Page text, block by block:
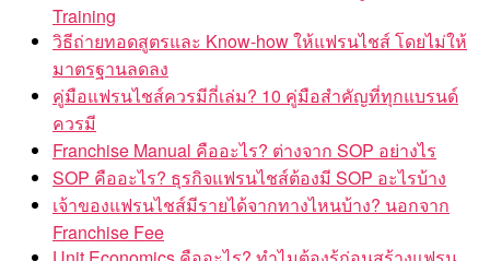
Training
วิธีถ่ายทอดสูตรและ Know-how ให้แฟรนไชส์ โดยไม่ให้
มาตรฐานลดลง
คู่มือแฟรนไชส์ควรมีกี่เล่ม? 10 คู่มือสำคัญที่ทุกแบรนด์
ควรมี
Franchise Manual คืออะไร? ต่างจาก SOP อย่างไร
SOP คืออะไร? ธุรกิจแฟรนไชส์ต้องมี SOP อะไรบ้าง
เจ้าของแฟรนไชส์มีรายได้จากทางไหนบ้าง? นอกจาก
Franchise Fee